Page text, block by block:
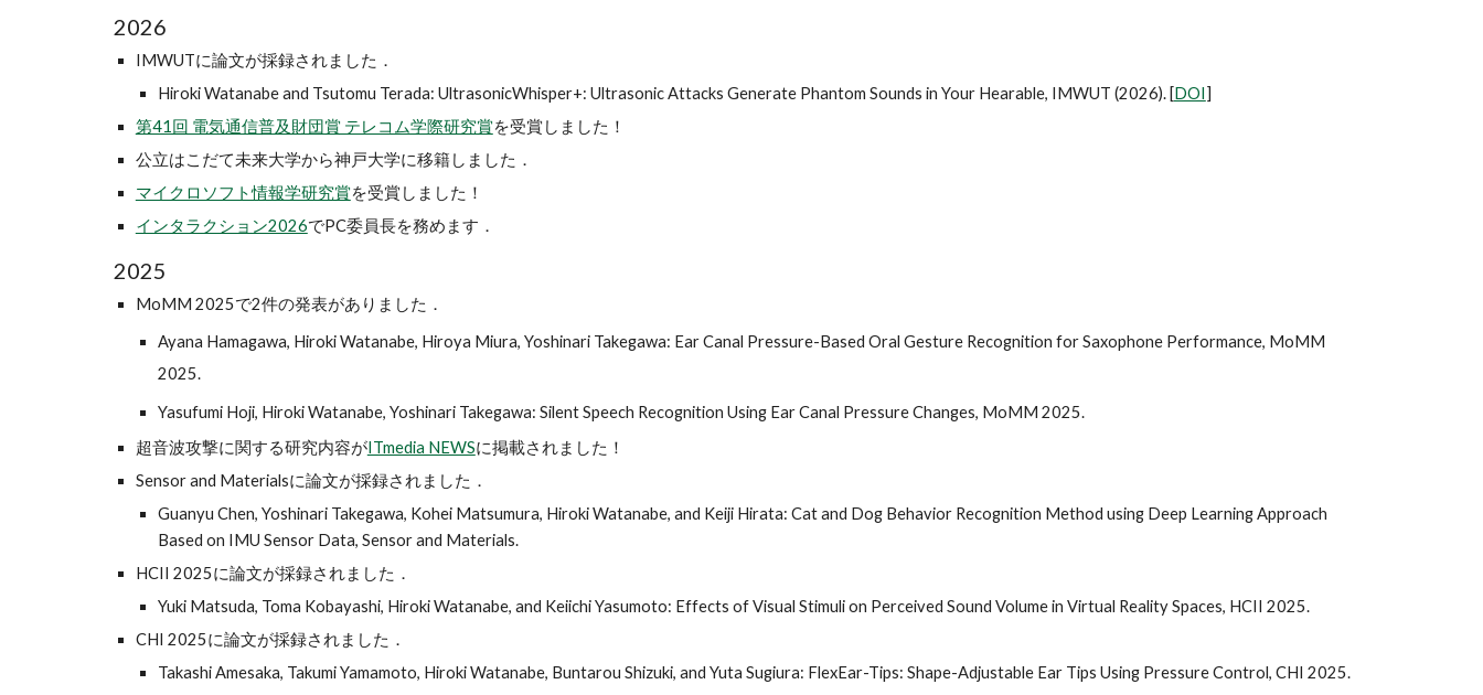
2026
IMWUTに論文が採録されました．
Hiroki Watanabe and Tsutomu Terada: UltrasonicWhisper+: Ultrasonic Attacks Generate Phantom Sounds in Your Hearable, IMWUT (2026). [DOI]
第41回 電気通信普及財団賞 テレコム学際研究賞を受賞しました！
公立はこだて未来大学から神戸大学に移籍しました．
マイクロソフト情報学研究賞を受賞しました！
インタラクション2026でPC委員長を務めます．
2025
MoMM 2025で2件の発表がありました．
Ayana Hamagawa, Hiroki Watanabe, Hiroya Miura, Yoshinari Takegawa: Ear Canal Pressure-Based Oral Gesture Recognition for Saxophone Performance, MoMM
2025.
Yasufumi Hoji, Hiroki Watanabe, Yoshinari Takegawa: Silent Speech Recognition Using Ear Canal Pressure Changes, MoMM 2025.
超音波攻撃に関する研究内容がITmedia NEWSに掲載されました！
Sensor and Materialsに論文が採録されました．
Guanyu Chen, Yoshinari Takegawa, Kohei Matsumura, Hiroki Watanabe, and Keiji Hirata: Cat and Dog Behavior Recognition Method using Deep Learning Approach
Based on IMU Sensor Data, Sensor and Materials.
HCII 2025に論文が採録されました．
Yuki Matsuda, Toma Kobayashi, Hiroki Watanabe, and Keiichi Yasumoto: Effects of Visual Stimuli on Perceived Sound Volume in Virtual Reality Spaces, HCII 2025.
CHI 2025に論文が採録されました．
Takashi Amesaka, Takumi Yamamoto, Hiroki Watanabe, Buntarou Shizuki, and Yuta Sugiura: FlexEar-Tips: Shape-Adjustable Ear Tips Using Pressure Control, CHI 2025.